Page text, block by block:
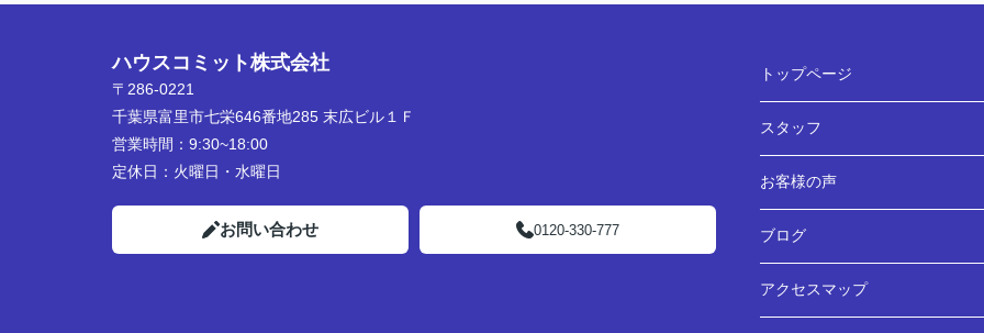
ハウスコミット株式会社
〒286-0221
千葉県富里市七栄646番地285 末広ビル１Ｆ
営業時間： 9:30~18:00
定休日： 火曜日・水曜日
お問い合わせ 0120-330-777
トップページ
スタッフ
お客様の声
ブログ
アクセスマップ